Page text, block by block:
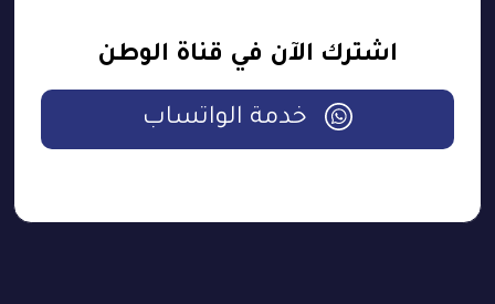
اشترك الآن في قناة الوطن
خدمة الواتساب